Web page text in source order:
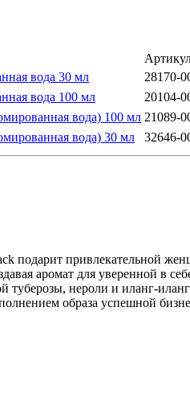
вода 30 мл
28170-
вода 100 мл 20104-
вода) 100 мл 21089-
вода) 30 мл 32646-
привлекательной
аромат для уверенной в
туберозы, нероли и иланг-
образа успешной